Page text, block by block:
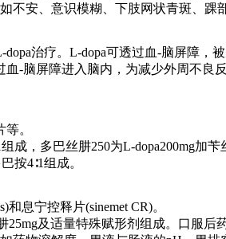
不安、意识模糊、下肢网状青斑、
治疗。L-dopa可透过血-脑屏障
-脑屏障进入脑内，为减少外周不
。
成，多巴丝肼250为L-dopa200mg
按4∶1组成。
息宁控释片(sinemet CR)。
25mg及适量特殊赋形剂组成。口